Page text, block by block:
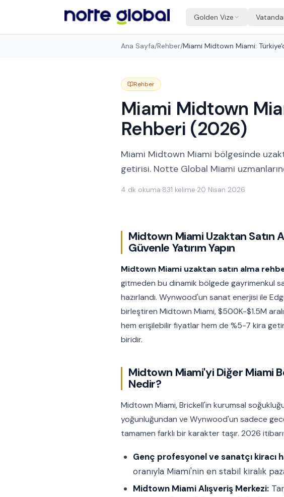
Golden Vize
Ana Sayfa/Rehber/
Rehber
Miami Midtown
Rehberi (2026)
Miami Midtown Miami bölgesinde
getirisi. Notte Global Miami
4 dk okuma·831 kelime·20 Nisan 2026
Midtown Miami Uzaktan Satın
Güvenle Yatırım Yapın
Midtown Miami uzaktan satın alma
gitmeden bu dinamik bölgede gayrimenkul
hazırlandı. Wynwood'un sanat enerjisi ile
birleştiren Midtown Miami, $500K-$1.5M
hem erişilebilir fiyatlar hem de %5-7 kira
biridir.
Midtown Miami'yi Diğer Miami
Nedir?
Midtown Miami, Brickell'in kurumsal
yoğunluğundan ve Wynwood'un sadece
tamamen farklı bir karakter taşır. 2026
Genç profesyonel ve sanatçı kiracı
oranıyla Miami'nin en stabil kiralık
Midtown Miami Alışveriş Merkezi: